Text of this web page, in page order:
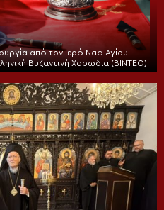
από τον Ιερό Ναό Αγίου
Βυζαντινή Χορωδία (ΒΙΝΤΕΟ)